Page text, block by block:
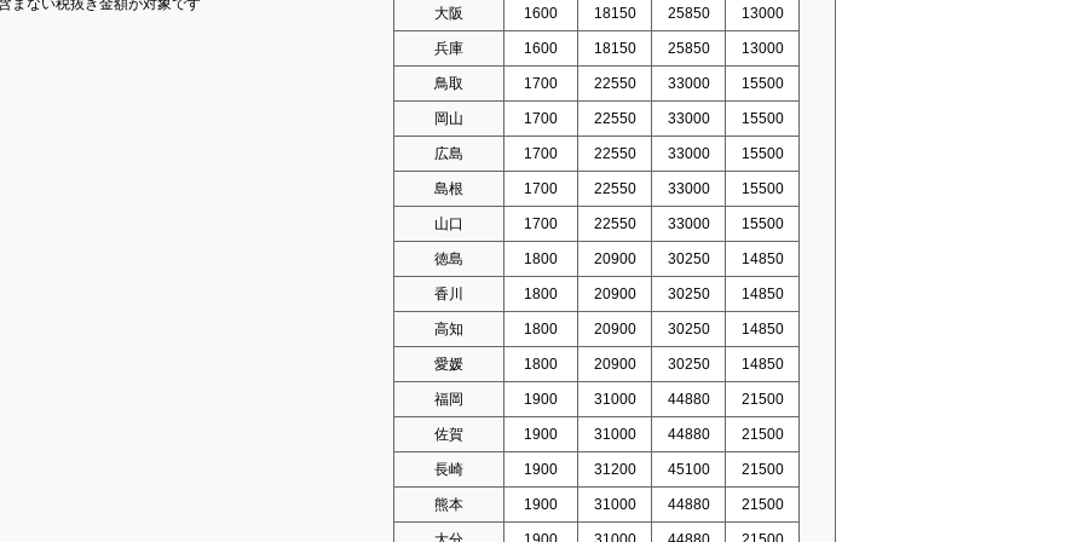
大阪 1600 18150 25850 13000
兵庫 1600 18150 25850 13000
鳥取 1700 22550 33000 15500
岡山 1700 22550 33000 15500
広島 1700 22550 33000 15500
島根 1700 22550 33000 15500
山口 1700 22550 33000 15500
徳島 1800 20900 30250 14850
香川 1800 20900 30250 14850
高知 1800 20900 30250 14850
愛媛 1800 20900 30250 14850
福岡 1900 31000 44880 21500
佐賀 1900 31000 44880 21500
長崎 1900 31200 45100 21500
熊本 1900 31000 44880 21500